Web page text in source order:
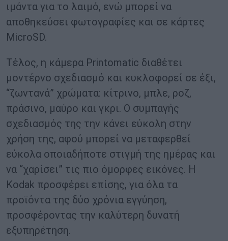
ιμάντα για το λαιμό, ενώ μπορεί να
αποθηκεύσει φωτογραφίες και σε κάρτες
MicroSD.
Τέλος, η κάμερα Printomatic διαθέτει
μοντέρνο σχεδιασμό και κυκλοφορεί σε έξι,
“ζωντανά” χρώματα: κίτρινο, μπλε, ροζ,
πράσινο, μαύρο και γκρι. Ο συμπαγής
σχεδιασμός της την κάνει εύκολη στην
χρήση της, αφού μπορεί να μεταφερθεί
εύκολα οποιαδήποτε στιγμή της ημέρας και
να “χαρίσει” τις πιο όμορφες εικόνες. Η
Kodak προσφέρει επίσης, για όλα τα
προϊόντα της δύο χρόνια εγγύηση,
προσφέροντας την καλύτερη δυνατή
εξυπηρέτηση.